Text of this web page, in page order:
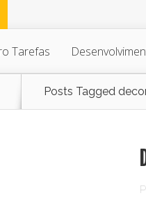
Tarefas
Posts Tagged